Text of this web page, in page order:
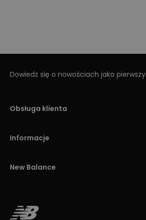
Dowiedz się o nowościach jako pierwszy
Obsługa klienta
Informacje
New Balance